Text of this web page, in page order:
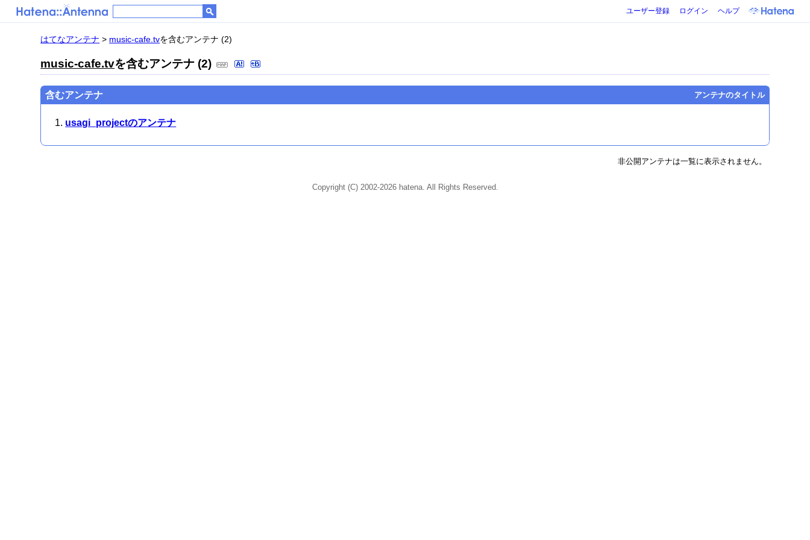
ユーザー登録 ログイン ヘルプ
はてなアンテナ > music-cafe.tvを含むアンテナ (2)
music-cafe.tvを含むアンテナ (2)
含むアンテナ アンテナのタイトル
usagi_projectのアンテナ
非公開アンテナは一覧に表示されません。
Copyright (C) 2002-2026 hatena. All Rights Reserved.